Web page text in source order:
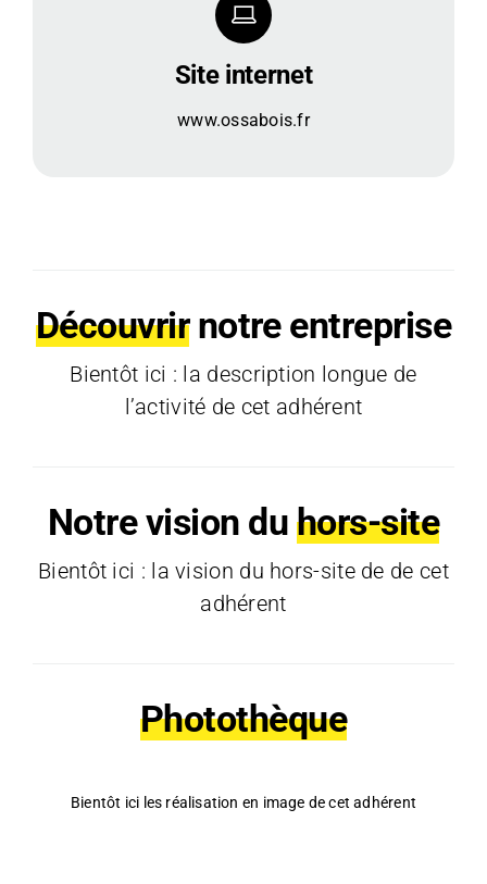
Site internet
www.ossabois.fr
Découvrirnotre entreprise
Bientôt ici : la description longue de
l’activité de cet adhérent
Notre vision du hors-site
Bientôt ici : la vision du hors-site de de cet
adhérent
Photothèque
Bientôt ici les réalisation en image de cet adhérent